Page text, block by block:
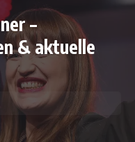
–
& aktuelle